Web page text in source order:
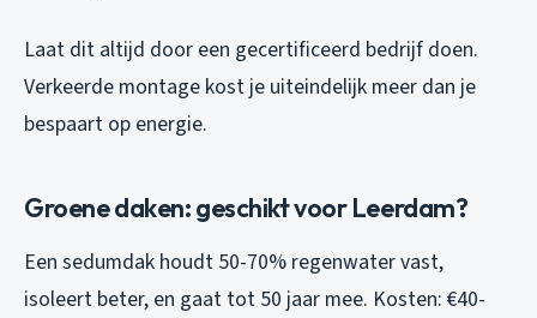
Laat dit altijd door een gecertificeerd bedrijf doen.
Verkeerde montage kost je uiteindelijk meer dan je
bespaart op energie.
Groene daken: geschikt voor Leerdam?
Een sedumdak houdt 50-70% regenwater vast,
isoleert beter, en gaat tot 50 jaar mee. Kosten: €40-